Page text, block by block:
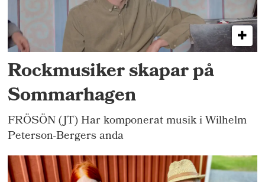
Rockmusiker skapar på
Sommarhagen
FRÖSÖN (JT) Har komponerat musik i Wilhelm
Peterson-Bergers anda